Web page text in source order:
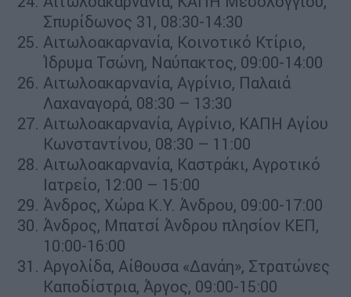
Σπυρίδωνος 31, 08:30-14:30
Αιτωλοακαρνανία, Κοινοτικό Κτίριο,
Ίδρυμα Τσώνη, Ναύπακτος, 09:00-14:00
Αιτωλοακαρνανία, Αγρίνιο, Παλαιά
Λαχαναγορά, 08:30 – 13:30
Αιτωλοακαρνανία, Αγρίνιο, ΚΑΠΗ Αγίου
Κωνσταντίνου, 08:30 – 11:00
Αιτωλοακαρνανία, Καστράκι, Αγροτικό
Ιατρείο, 12:00 – 15:00
Άνδρος, Χώρα Κ.Υ. Άνδρου, 09:00-17:00
Άνδρος, Μπατσί Άνδρου πλησίον ΚΕΠ,
10:00-16:00
Αργολίδα, Αίθουσα «Δανάη», Στρατώνες
Καποδίστρια, Άργος, 09:00-15:00